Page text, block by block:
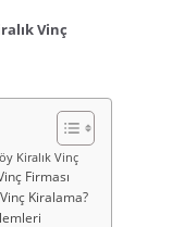
Vinç
Kiralık Vinç
Firması
Kiralama?